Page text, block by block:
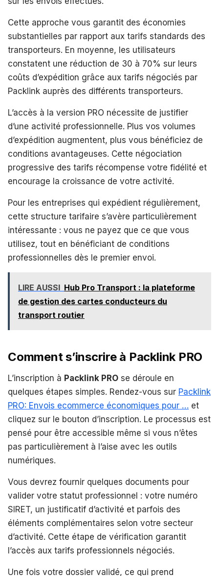
Cette approche vous garantit des économies
substantielles par rapport aux tarifs standards des
transporteurs. En moyenne, les utilisateurs
constatent une réduction de 30 à 70% sur leurs
coûts d’expédition grâce aux tarifs négociés par
Packlink auprès des différents transporteurs.
L’accès à la version PRO nécessite de justifier
d’une activité professionnelle. Plus vos volumes
d’expédition augmentent, plus vous bénéficiez de
conditions avantageuses. Cette négociation
progressive des tarifs récompense votre fidélité et
encourage la croissance de votre activité.
Pour les entreprises qui expédient régulièrement,
cette structure tarifaire s’avère particulièrement
intéressante : vous ne payez que ce que vous
utilisez, tout en bénéficiant de conditions
professionnelles dès le premier envoi.
LIRE AUSSI Hub Pro Transport : la plateforme
de gestion des cartes conducteurs du
transport routier
Comment s’inscrire à Packlink PRO
L’inscription à Packlink PRO se déroule en
quelques étapes simples. Rendez-vous sur Packlink
PRO: Envois ecommerce économiques pour … et
cliquez sur le bouton d’inscription. Le processus est
pensé pour être accessible même si vous n’êtes
pas particulièrement à l’aise avec les outils
numériques.
Vous devrez fournir quelques documents pour
valider votre statut professionnel : votre numéro
SIRET, un justificatif d’activité et parfois des
éléments complémentaires selon votre secteur
d’activité. Cette étape de vérification garantit
l’accès aux tarifs professionnels négociés.
Une fois votre dossier validé, ce qui prend